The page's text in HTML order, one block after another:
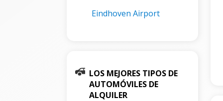
Eindhoven Airport
LOS MEJORES TIPOS DE
AUTOMÓVILES DE
ALQUILER